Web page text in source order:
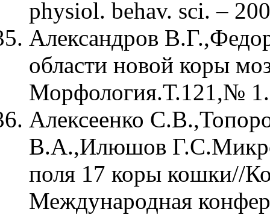
physiol. behav. sci. –
Александров
области новой коры
Морфология.Т.121,№
Алексеенко
В.А.,Илюшов
поля 17 коры кошки//
Международная